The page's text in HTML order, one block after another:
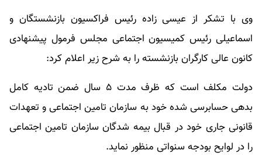
وی با تشکر از عیسی زاده رئیس فراکسیون بازنشستگان و
اسماعیلی رئیس کمیسیون اجتماعی مجلس فرمول پیشنهادی
کانون عالی کارگران بازنشسته را به شرح زیر اعلام کرد:
دولت مکلف است که ظرف مدت ۵ سال ضمن تادیه کامل
بدهی حسابرسی شده خود به سازمان تامین اجتماعی و تعهدات
قانونی جاری خود در قبال بیمه شدگان سازمان تامین اجتماعی
را در لوایح بودجه سنواتی منظور نماید.